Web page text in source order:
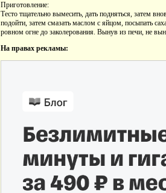
Приготовление:
Тесто тщательно вымесить, дать подняться, затем
подойти, затем смазать маслом с яйцом, посыпать
ровном огне до заколерования. Вынув из печи, не
На правах рекламы: